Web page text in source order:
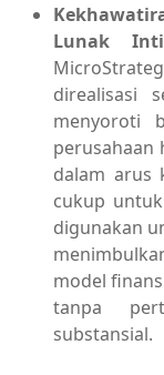
Lunak
direalisasi
menyoroti
perusahaan
dalam arus
cukup
digunakan
model
tanpa
substansial.